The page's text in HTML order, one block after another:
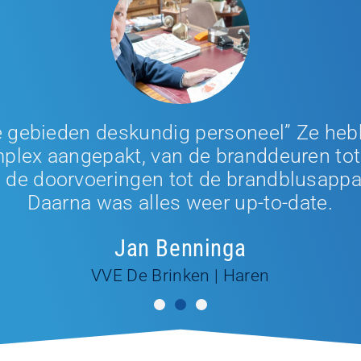
gebieden deskundig personeel” Ze
aangepakt, van de branddeuren
de doorvoeringen tot de
Daarna was alles weer up-to-date.
Jan Benninga
VVE De Brinken | Haren